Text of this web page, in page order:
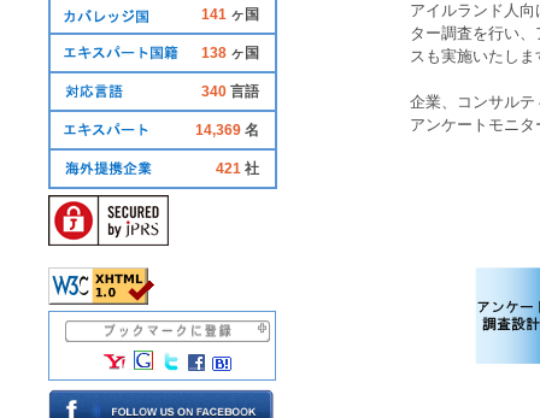
アイルランド人 向
ター調査を行い、
スも実施いたしま
企業、コンサル
アンケートモニタ
141 ヶ国
138 ヶ国
340 言語
14,369 名
421 社